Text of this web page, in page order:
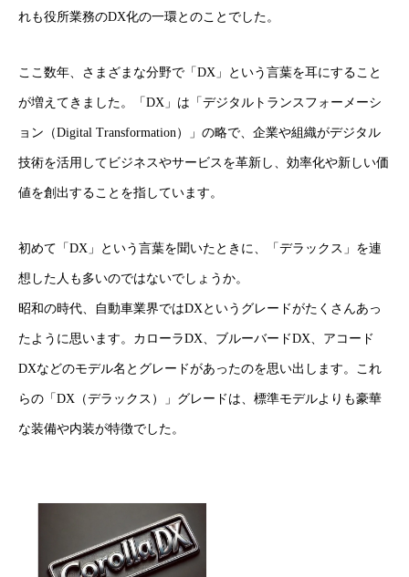
れも役所業務のDX化の一環とのことでした。
ここ数年、さまざまな分野で「DX」という言葉を耳にすること
が増えてきました。「DX」は「デジタルトランスフォーメーシ
ョン（Digital Transformation）」の略で、企業や組織がデジタル
技術を活用してビジネスやサービスを革新し、効率化や新しい価
値を創出することを指しています。
初めて「DX」という言葉を聞いたときに、「デラックス」を連
想した人も多いのではないでしょうか。
昭和の時代、自動車業界ではDXというグレードがたくさんあっ
たように思います。カローラDX、ブルーバードDX、アコード
DXなどのモデル名とグレードがあったのを思い出します。これ
らの「DX（デラックス）」グレードは、標準モデルよりも豪華
な装備や内装が特徴でした。